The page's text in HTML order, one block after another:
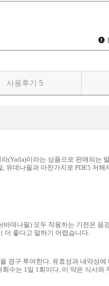
사용후기 5
(Yaila)이라는 상품으로 판매되는
유데나필과 마찬가지로 PDE5 저해
데나필) 모두 작용하는 기전은
더 좋다고 말하기 어렵습니다.
경구 투여한다. 유효성과 내약성
수는 1일 1회이다. 이 약은 식사